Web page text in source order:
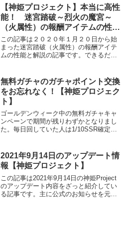
ます。状態異常の数がキーとなりますの
で付与数が多...
【神姫プロジェクト】本当に高性
能！ 迷宮踏破～烈火の魔宮～
（火属性）の報酬アイテムの性能
と解説
この記事は２０２０年１月２０日から始
まった迷宮踏破（火属性）の報酬アイテ
ムの性能と解説の記事です。できるだけ
間があれば戦力が育ってなくても報酬ア
イテムを全回収することも...
無料ガチャのガチャポイント交換
をお忘れなく！【神姫プロジェク
ト】
ゴールデンウィーク中の無料ガチャキャ
ンペーンで期間が残りわずかとなりまし
た。毎日回していた人は1/10SSR確定ガ
＞ ガチャ ＞ ピックアップのタブ
＞ GWスペシャル...
2021年9月14日のアップデート情
報【神姫プロジェクト】
この記事は2021年9月14日の神姫Project
のアップデート内容をざっと紹介してい
る記事です。主に公式のお知らせを元に